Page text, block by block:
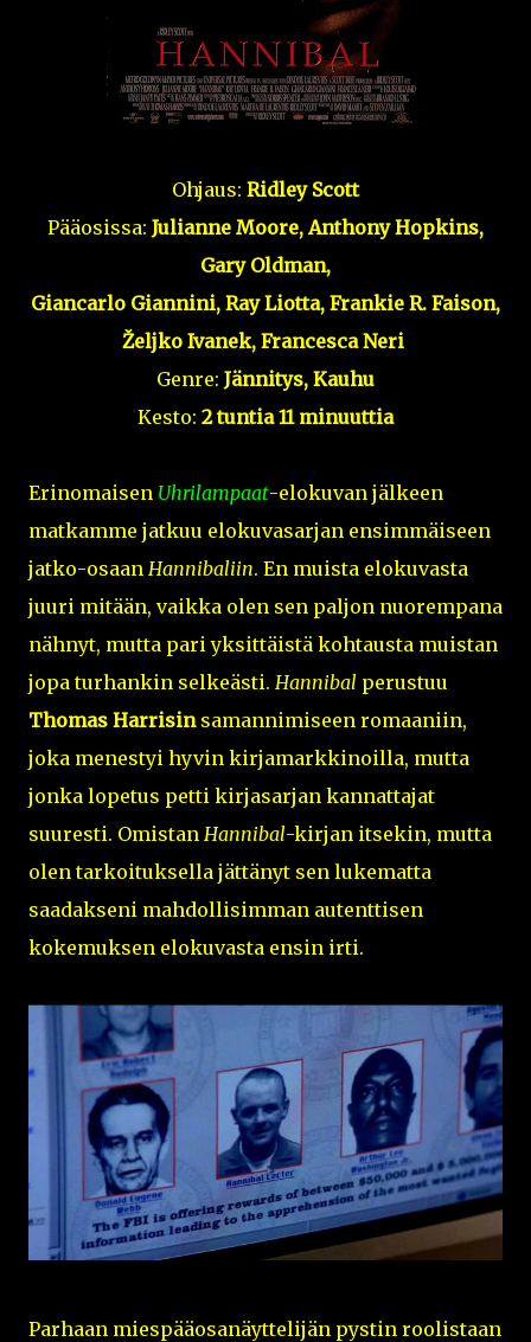
Ohjaus: Ridley Scott
Pääosissa: Julianne Moore, Anthony Hopkins,
Gary Oldman,
Giancarlo Giannini, Ray Liotta, Frankie R. Faison,
Željko Ivanek, Francesca Neri
Genre: Jännitys, Kauhu
Kesto: 2 tuntia 11 minuuttia
Erinomaisen Uhrilampaat-elokuvan jälkeen
matkamme jatkuu elokuvasarjan ensimmäiseen
jatko-osaan Hannibaliin. En muista elokuvasta
juuri mitään, vaikka olen sen paljon nuorempana
nähnyt, mutta pari yksittäistä kohtausta muistan
jopa turhankin selkeästi. Hannibal perustuu
Thomas Harrisinsamannimiseen romaaniin,
joka menestyi hyvin kirjamarkkinoilla, mutta
jonka lopetus petti kirjasarjan kannattajat
suuresti. Omistan Hannibal-kirjan itsekin, mutta
olen tarkoituksella jättänyt sen lukematta
saadakseni mahdollisimman autenttisen
kokemuksen elokuvasta ensin irti.
Parhaan miespääosanäyttelijän pystin roolistaan